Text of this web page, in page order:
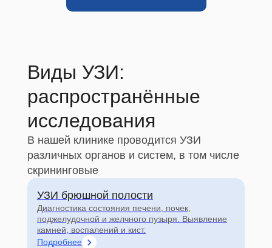
Виды УЗИ:
распространённые
исследования
В нашей клинике проводится УЗИ
различных органов и систем, в том числе
скрининговые
УЗИ брюшной полости
Диагностика состояния печени, почек,
поджелудочной и желчного пузыря. Выявление
камней, воспалений и кист.
Подробнее